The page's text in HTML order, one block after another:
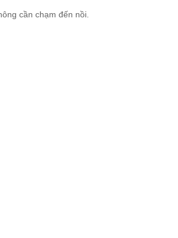
cần chạm đến nồi.